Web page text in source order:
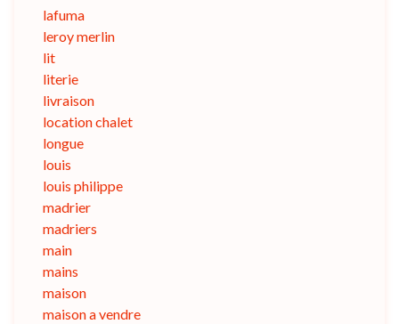
lafuma
leroy merlin
lit
literie
livraison
location chalet
longue
louis
louis philippe
madrier
madriers
main
mains
maison
maison a vendre